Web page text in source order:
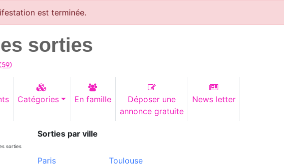
est terminée.
sorties
59)
Catégories En famille
Déposer une
annonce gratuite
News letter
sorties
Sorties par ville
Paris
Toulouse